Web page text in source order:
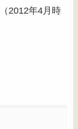
2012年4月時